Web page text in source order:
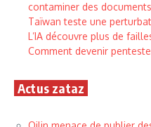
contaminer des documents
Taïwan teste une
L’IA découvre plus de
Comment devenir
Actus zataz